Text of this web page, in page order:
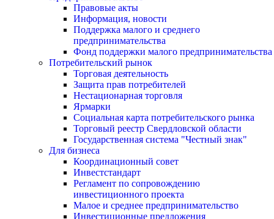
Правовые акты
Информация, новости
Поддержка малого и среднего
предпринимательства
Фонд поддержки малого предпринимательства
Потребительский рынок
Торговая деятельность
Защита прав потребителей
Нестационарная торговля
Ярмарки
Социальная карта потребительского рынка
Торговый реестр Свердловской области
Государственная система "Честный знак"
Для бизнеса
Координационный совет
Инвестстандарт
Регламент по сопровождению
инвестиционного проекта
Малое и среднее предпринимательство
Инвестиционные предложения